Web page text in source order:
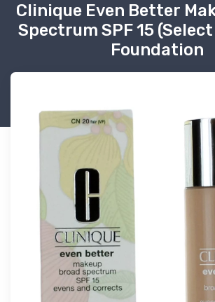
Clinique Even Better
Spectrum SPF 15
Foundation